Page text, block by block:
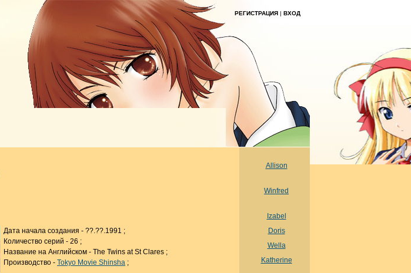
РЕГИСТРАЦИЯ | ВХОД
Дата начала создания - ??.??.1991 ;
Количество серий - 26 ;
Название на Английском - The Twins at St Clares ;
Производство - Tokyo Movie Shinsha ;
Allison
Winfred
Izabel
Doris
Wella
Katherine